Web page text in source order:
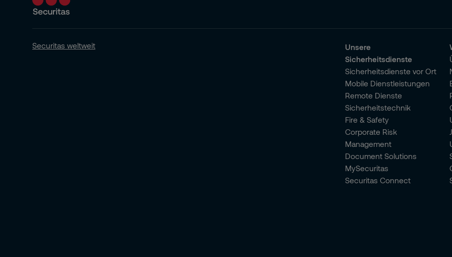
Securitas weltweit
Unsere
Sicherheitsdienste
Sicherheitsdienste vor Ort
Mobile Dienstleistungen
Remote Dienste
Sicherheitstechnik
Fire & Safety
Corporate Risk
Management
Document Solutions
MySecuritas
Securitas Connect